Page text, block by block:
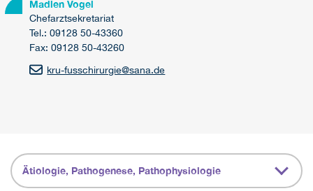
Madlen Vogel
Chefarztsekretariat
Tel.: 09128 50-43360
Fax: 09128 50-43260
kru-fusschirurgie@sana.de
Ätiologie, Pathogenese, Pathophysiologie